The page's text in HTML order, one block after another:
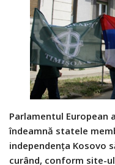
Parlamentul
îndeamnă statele
independenţa Kosovo
curând, conform site-